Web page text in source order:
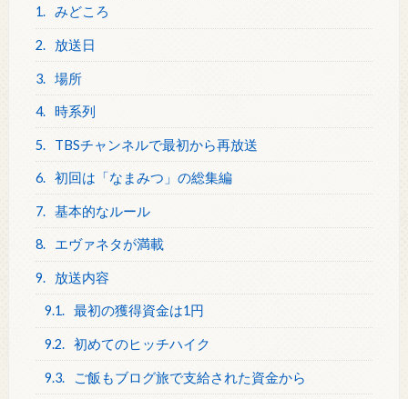
1. みどころ
2. 放送日
3. 場所
4. 時系列
5. TBSチャンネルで最初から再放送
6. 初回は「なまみつ」の総集編
7. 基本的なルール
8. エヴァネタが満載
9. 放送内容
9.1. 最初の獲得資金は1円
9.2. 初めてのヒッチハイク
9.3. ご飯もブログ旅で支給された資金から